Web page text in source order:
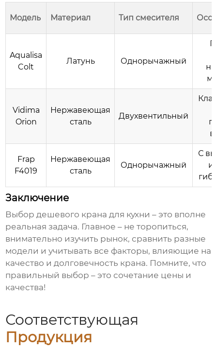
Модель Материал Тип смесителя
Aqualisa
Colt
Латунь Однорычажный
Vidima
Orion
Нержавеющая
сталь
Двухвентильный
Frap
F4019
Нержавеющая
сталь
Однорычажный
С
Заключение
Выбор дешевого крана для кухни – это вполне
реальная задача. Главное – не торопиться,
внимательно изучить рынок, сравнить разные
модели и учитывать все факторы, влияющие на
качество и долговечность крана. Помните, что
правильный выбор – это сочетание цены и
качества!
Соответствующая
Продукция